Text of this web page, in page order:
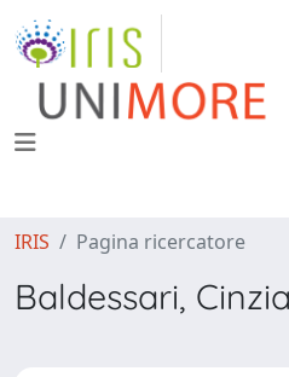
IRIS Pagina ricercatore
Baldessari, Cinzia